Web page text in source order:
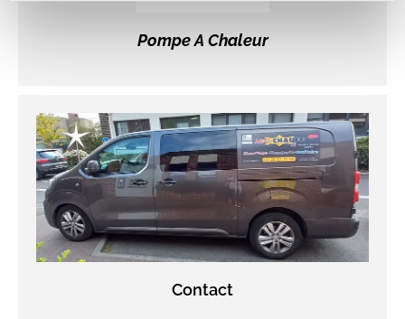
Pompe A Chaleur
Contact